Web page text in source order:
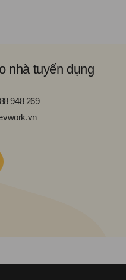
nhà tuyển dụng
948 269